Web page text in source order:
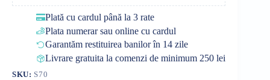
Plată cu cardul până la 3 rate
Plata numerar sau online cu cardul
Garantăm restituirea banilor în 14 zile
Livrare gratuita la comenzi de minimum 250 lei
SKU: S70